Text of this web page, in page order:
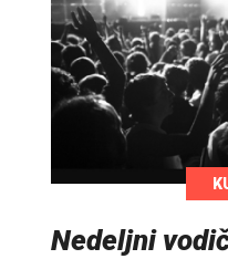
Nedeljni